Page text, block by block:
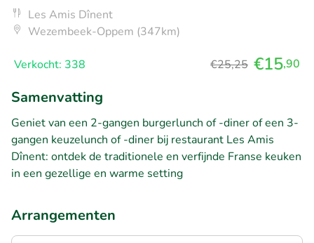
Les Amis Dînent
Wezembeek-Oppem (347km)
Verkocht: 338 €25,25 €15,90
Samenvatting
Geniet van een 2-gangen burgerlunch of -diner of een 3-
gangen keuzelunch of -diner bij restaurant Les Amis
Dînent: ontdek de traditionele en verfijnde Franse keuken
in een gezellige en warme setting
Arrangementen